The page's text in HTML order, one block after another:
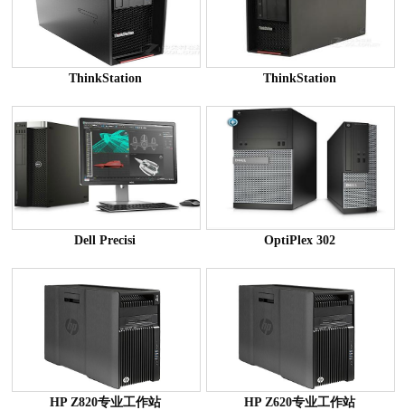
ThinkStation ThinkStation
Dell Precisi OptiPlex 302
HP Z820专业工作站 HP Z620专业工作站